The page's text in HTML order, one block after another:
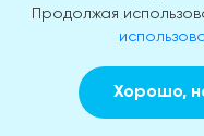
Шуров Василий
Продолжая
Хорошо,
Заказать звонок